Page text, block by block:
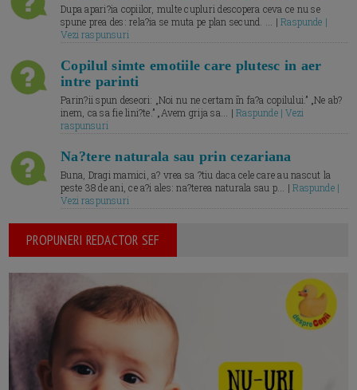
Dupa apari?ia copiilor, multe cupluri descopera ceva ce nu se
spune prea des: rela?ia se muta pe plan secund. ... |Raspunde |
Vezi raspunsuri
Copilul simte emotiile care plutesc in aer
intre parinti
Parin?ii spun deseori: „Noi nu ne certam īn fa?a copilului.” „Ne ab?
inem, ca sa fie lini?te.” „Avem grija sa... |Raspunde | Vezi
raspunsuri
Na?tere naturala sau prin cezariana
Buna, Dragi mamici, a? vrea sa ?tiu daca cele care au nascut la
peste 38 de ani, ce a?i ales: na?terea naturala sau p... |Raspunde |
Vezi raspunsuri
PROPUNERI REDACTOR SEF